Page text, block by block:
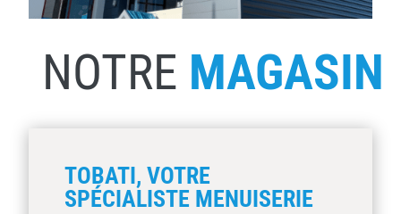
NOTRE MAGASIN
TOBATI, VOTRE
SPÉCIALISTE MENUISERIE